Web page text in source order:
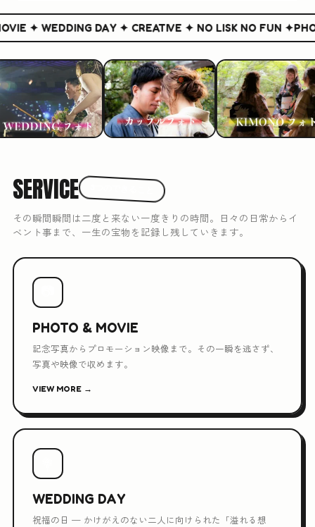
✦ WEDDING DAY ✦ CREATIVE ✦ NO LISK NO FUN ✦
SERVICE
その瞬間瞬間は二度と来ない一度きりの時間。日々の日常からイ
ベント事まで、一生の宝物を記録し残していきます。
PHOTO & MOVIE
記念写真からプロモーション映像まで。その一瞬を逃さず、
写真や映像で収めます。
VIEW MORE →
WEDDING DAY
祝福の日 — かけがえのない二人に向けられた「溢れる想